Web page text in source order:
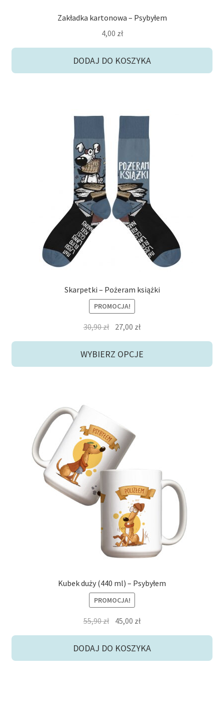
Zakładka kartonowa – Psybyłem
4,00 zł
DODAJ DO KOSZYKA
Skarpetki – Pożeram książki
PROMOCJA!
30,90zł Pierwotna
cena
wynosiła:
27,00 złAktualna
cena
wynosi:
WYBIERZ OPCJE
Kubek duży (440 ml) – Psybyłem
PROMOCJA!
55,90zł Pierwotna
wynosiła:
45,00 złAktualna
wynosi:
DODAJ DO KOSZYKA